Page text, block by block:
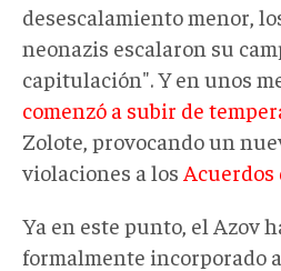
desescalamiento menor,
neonazis escalaron su
capitulación". Y en unos
comenzó a subir de
Zolote, provocando un
violaciones a los Acuerdos
Ya en este punto, el Azov
formalmente incorporado